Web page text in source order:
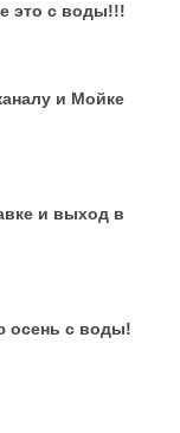
это с воды!!!
и Мойке
и выход в
осень с воды!